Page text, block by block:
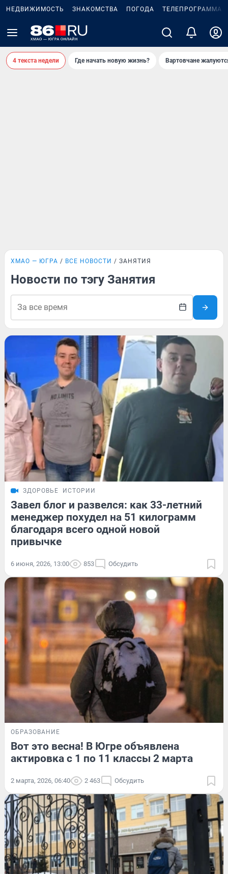
НЕДВИЖИМОСТЬ ЗНАКОМСТВА ПОГОДА ТЕЛЕПРОГРАММА
4 текста недели Где начать новую жизнь? Вартовчане
ХМАО — ЮГРА ВСЕ НОВОСТИ ЗАНЯТИЯ
Новости по тэгу Занятия
ЗДОРОВЬЕ ИСТОРИИ
Завел блог и развелся: как 33-летний
менеджер похудел на 51 килограмм
благодаря всего одной новой
привычке
6 июня, 2026, 13:00 853 Обсудить
ОБРАЗОВАНИЕ
Вот это весна! В Югре объявлена
актировка с 1 по 11 классы 2 марта
2 марта, 2026, 06:40 2 463 Обсудить